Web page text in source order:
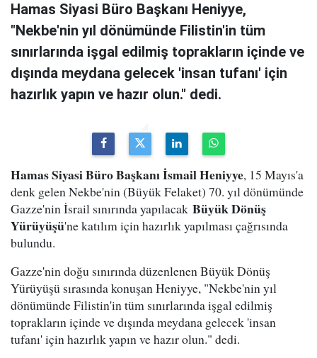
Hamas Siyasi Büro Başkanı Heniyye,
"Nekbe'nin yıl dönümünde Filistin'in tüm
sınırlarında işgal edilmiş toprakların içinde ve
dışında meydana gelecek 'insan tufanı' için
hazırlık yapın ve hazır olun." dedi.
Hamas Siyasi Büro Başkanı İsmail Heniyye, 15 Mayıs'a
denk gelen Nekbe'nin (Büyük Felaket) 70. yıl dönümünde
Gazze'nin İsrail sınırında yapılacak Büyük Dönüş
Yürüyüşü'ne katılım için hazırlık yapılması çağrısında
bulundu.
Gazze'nin doğu sınırında düzenlenen Büyük Dönüş
Yürüyüşü sırasında konuşan Heniyye, "Nekbe'nin yıl
dönümünde Filistin'in tüm sınırlarında işgal edilmiş
toprakların içinde ve dışında meydana gelecek 'insan
tufanı' için hazırlık yapın ve hazır olun." dedi.